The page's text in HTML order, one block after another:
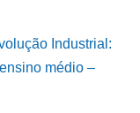
Industrial:
médio –